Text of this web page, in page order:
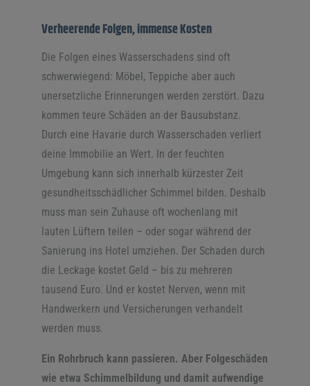
Verheerende Folgen, immense Kosten
Die Folgen eines Wasserschadens sind oft
schwerwiegend: Möbel, Teppiche aber auch
unersetzliche Erinnerungen werden zerstört. Dazu
kommen teure Schäden an der Bausubstanz.
Durch eine Havarie durch Wasserschaden verliert
deine Immobilie an Wert. In der feuchten
Umgebung kann sich innerhalb kürzester Zeit
gesundheitsschädlicher Schimmel bilden. Deshalb
muss man sein Zuhause oft wochenlang mit
lauten Lüftern teilen – oder sogar während der
Sanierung ins Hotel umziehen. Der Schaden durch
die Leckage kostet Geld – bis zu mehreren
tausend Euro. Und er kostet Nerven, wenn mit
Handwerkern und Versicherungen verhandelt
werden muss.
Ein Rohrbruch kann passieren. Aber Folgeschäden
wie etwa Schimmelbildung und damit aufwendige